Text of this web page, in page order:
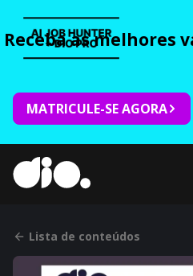
Receba as melhores
MATRICULE-SE AGORA
Lista de conteúdos